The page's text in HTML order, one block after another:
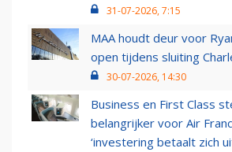
31-07-2026, 7:15
MAA houdt deur voor
open tijdens sluiting
30-07-2026, 14:30
Business en First Class
belangrijker voor Air
‘investering betaalt zich